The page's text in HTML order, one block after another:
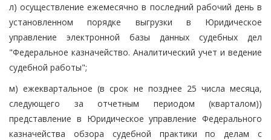
л) осуществление ежемесячно в последний рабочий день в
установленном порядке выгрузки в Юридическое
управление электронной базы данных судебных дел
"Федеральное казначейство. Аналитический учет и ведение
судебной работы";
м) ежеквартальное (в срок не позднее 25 числа месяца,
следующего за отчетным периодом (кварталом))
представление в Юридическое управление Федерального
казначейства обзора судебной практики по делам с